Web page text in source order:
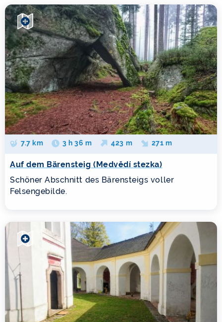
7.7 km 3 h 36 m 423 m 271 m
Auf dem Bärensteig (Medvědí stezka)
Schöner Abschnitt des Bärensteigs voller
Felsengebilde.